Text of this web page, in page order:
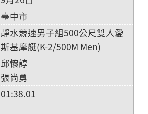
臺中市
靜水競速男子組500公尺雙人愛
斯基摩艇(K-2/500M Men)
邱懷諄
張尚勇
01:38.01